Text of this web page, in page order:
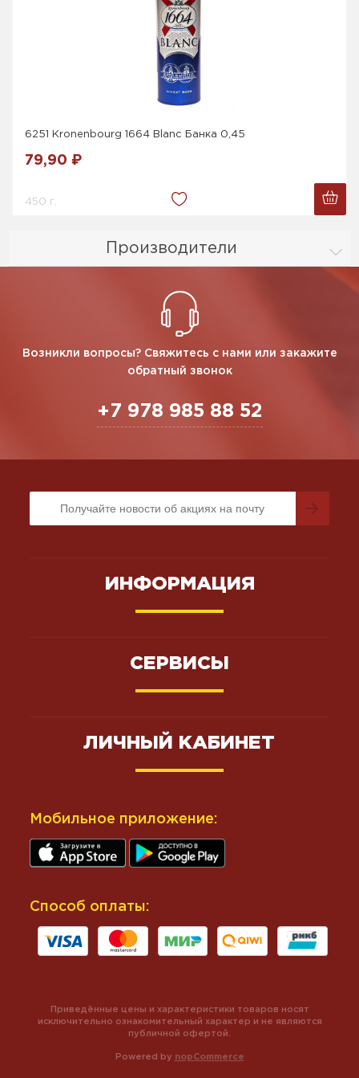
Производители
6251 Kronenbourg 1664 Blanc Банка 0,45
79,90 ₽
450 г.
Возникли вопросы? Свяжитесь с нами или закажите
обратный звонок
+7 978 985 88 52
ИНФОРМАЦИЯ
СЕРВИСЫ
ЛИЧНЫЙ КАБИНЕТ
Мобильное приложение:
Способ оплаты:
Powered by nopCommerce
Приведённые цены и характеристики товаров носят
исключительно ознакомительный характер и не являются
публичной офертой.